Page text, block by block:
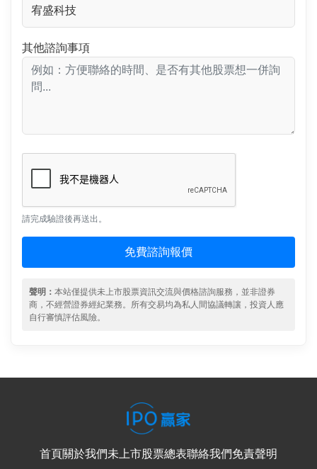
其他諮詢事項
請完成驗證後再送出。
免費諮詢報價
聲明： 本站僅提供未上市股票資訊交流與價格諮詢服務，並非證券
商，不經營證券經紀業務。所有交易均為私人間協議轉讓，投資人應
自行審慎評估風險。
首頁關於我們未上市股票總表聯絡我們免責聲明